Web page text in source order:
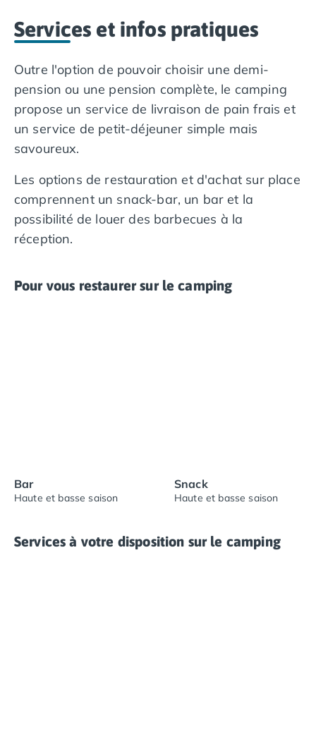
La marque Tohapi by Homair
Vivez l'expérience
Qui sommes nous ?
Services et infos pratiques
Nos modes de paiement
Paiement en plusieurs fois
Paiement en plusieurs fois - avec ONEY BANK
Notre programme de fidélité
Camping en Dordogne
Camping avec terrain de tennis
Camping avec salle de sport
Services et infos pratiques
Outre l'option de pouvoir choisir une demi-
pension ou une pension complète, le camping
propose un service de livraison de pain frais et
un service de petit-déjeuner simple mais
savoureux.
Les options de restauration et d'achat sur place
comprennent un snack-bar, un bar et la
possibilité de louer des barbecues à la
réception.
Pour vous restaurer sur le camping
Bar
Haute et basse saison
Snack
Haute et basse saison
Services à votre disposition sur le camping